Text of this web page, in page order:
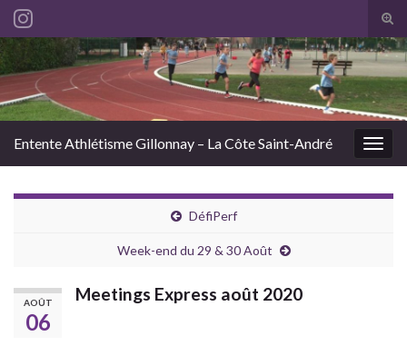
Search for:
Entente Athlétisme Gillonnay – La Côte Saint-André
DéfiPerf
Week-end du 29 & 30 Août
AOÛT
06
Meetings Express août 2020